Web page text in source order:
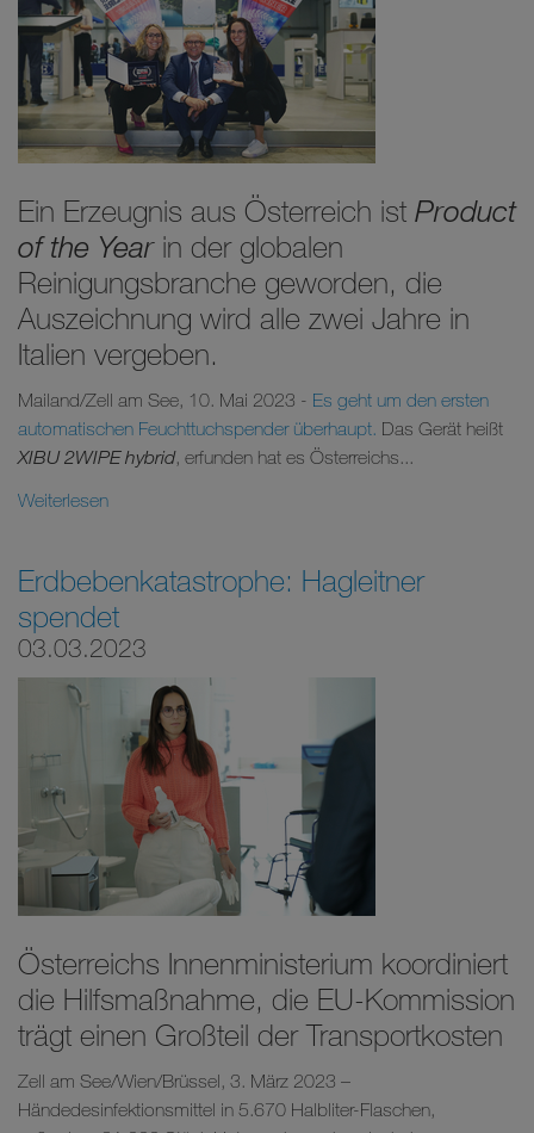
Ein Erzeugnis aus Österreich ist Product
of the Yearin der globalen
Reinigungsbranche geworden, die
Auszeichnung wird alle zwei Jahre in
Italien vergeben.
Mailand/Zell am See, 10. Mai 2023 - Es geht um den ersten
automatischen Feuchttuchspender überhaupt. Das Gerät heißt
XIBU 2WIPE hybrid, erfunden hat es Österreichs...
Weiterlesen
Erdbebenkatastrophe: Hagleitner
spendet
03.03.2023
Österreichs Innenministerium koordiniert
die Hilfsmaßnahme, die EU-Kommission
trägt einen Großteil der Transportkosten
Zell am See/Wien/Brüssel, 3. März 2023 –
Händedesinfektionsmittel in 5.670 Halbliter-Flaschen,